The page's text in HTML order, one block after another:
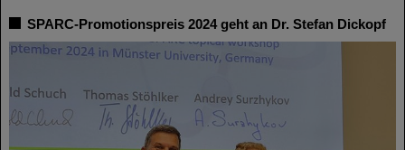
SPARC-Promotionspreis 2024 geht an Dr. Stefan Dickopf